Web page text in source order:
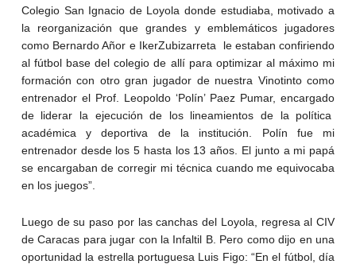
Colegio San Ignacio de Loyola donde estudiaba, motivado a
la reorganización que grandes y emblemáticos jugadores
como Bernardo Añor e IkerZubizarreta le estaban confiriendo
al fútbol base del colegio de allí para optimizar al máximo mi
formación con otro gran jugador de nuestra Vinotinto como
entrenador el Prof. Leopoldo ‘Polín’ Paez Pumar, encargado
de liderar la ejecución de los lineamientos de la política
académica y deportiva de la institución. Polín fue mi
entrenador desde los 5 hasta los 13 años. El junto a mi papá
se encargaban de corregir mi técnica cuando me equivocaba
en los juegos”.
Luego de su paso por las canchas del Loyola, regresa al CIV
de Caracas para jugar con la Infaltil B. Pero como dijo en una
oportunidad la estrella portuguesa Luis Figo: “En el fútbol, día